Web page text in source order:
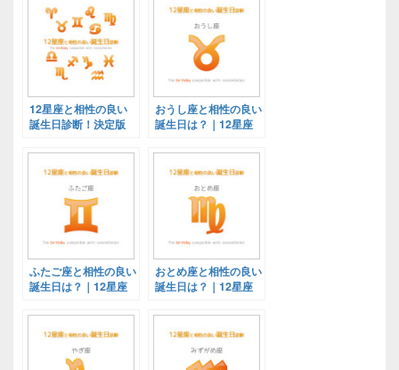
12星座と相性の良い
誕生日診断！決定版
おうし座と相性の良い
誕生日は？｜12星座
断！決定版
ふたご座と相性の良い
誕生日は？｜12星座
断！決定版
おとめ座と相性の良い
誕生日は？｜12星座
断！決定版